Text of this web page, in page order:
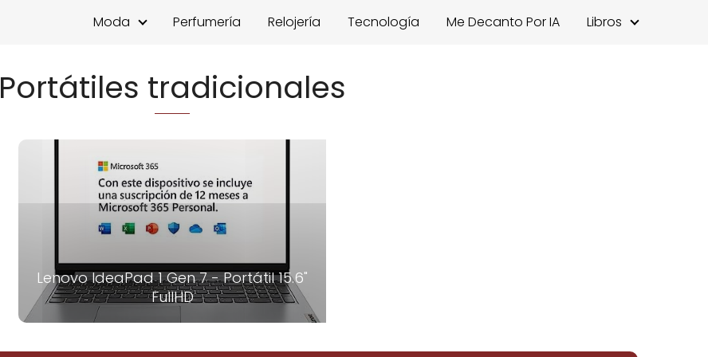
Moda Perfumería Relojería Tecnología Me Decanto Por IA Libros
Portátiles tradicionales
Lenovo IdeaPad 1 Gen 7 - Portátil 15.6"
FullHD